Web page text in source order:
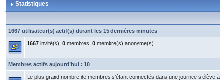
Statistiques
1667 utilisateur(s) actif(s) durant les 15 dernières minutes
1667invité(s), 0membres, 0membre(s) anonyme(s)
Membres actifs aujourd’hui : 10
Le plus grand nombre de membres s’étant connectés dans une journée s’élève